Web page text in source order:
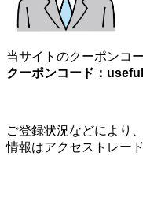
当サイトのクーポンコ
クーポンコード：
ご登録状況などにより
情報はアクセストレー